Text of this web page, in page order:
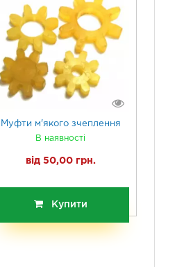
Муфти м'якого зчеплення
В наявності
від 50,00 грн.
Купити